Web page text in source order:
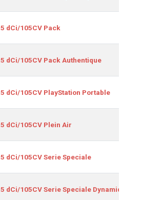
dCi/105CV Pack
dCi/105CV Pack Authentique
dCi/105CV PlayStation Portable
dCi/105CV Plein Air
dCi/105CV Serie Speciale
dCi/105CV Serie Speciale Dynamique